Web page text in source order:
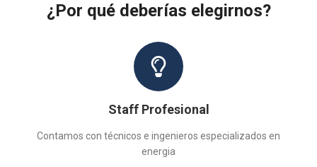
¿Por qué deberías elegirnos?
Staff Profesional
Contamos con técnicos e ingenieros especializados en
energia